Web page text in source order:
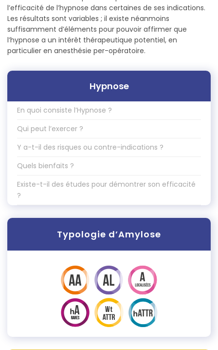
l’efficacité de l’hypnose dans certaines de ses indications.
Les résultats sont variables ; il existe néanmoins
suffisamment d’éléments pour pouvoir affirmer que
l’hypnose a un intérêt thérapeutique potentiel, en
particulier en anesthésie per-opératoire.
Hypnose
En quoi consiste l’Hypnose ?
Qui peut l’exercer ?
Y a-t-il des risques ou contre-indications ?
Quels bienfaits ?
Existe-t-il des études pour démontrer son efficacité
?
Typologie d’Amylose